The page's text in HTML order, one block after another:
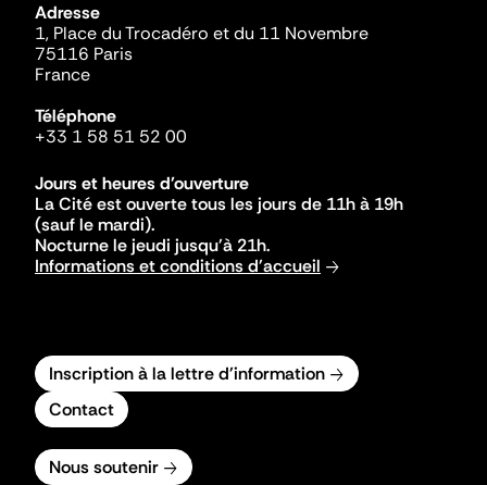
Adresse
1, Place du Trocadéro et du 11 Novembre
75116 Paris
France
Téléphone
+33 1 58 51 52 00
Jours et heures d'ouverture
La Cité est ouverte tous les jours de 11h à 19h
(sauf le mardi).
Nocturne le jeudi jusqu'à 21h.
Informations et conditions d'accueil
Inscription à la lettre d'information
Contact
Nous soutenir